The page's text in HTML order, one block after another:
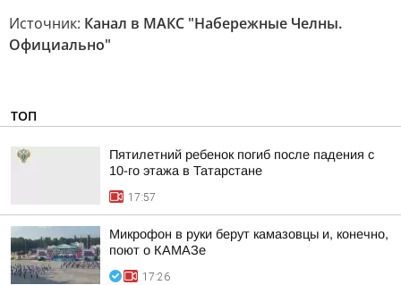
Источник: Канал в МАКС "Набережные Челны.
Официально"
ТОП
Пятилетний ребенок погиб после падения с
10-го этажа в Татарстане
17:57
Микрофон в руки берут камазовцы и, конечно,
поют о КАМАЗе
17:26